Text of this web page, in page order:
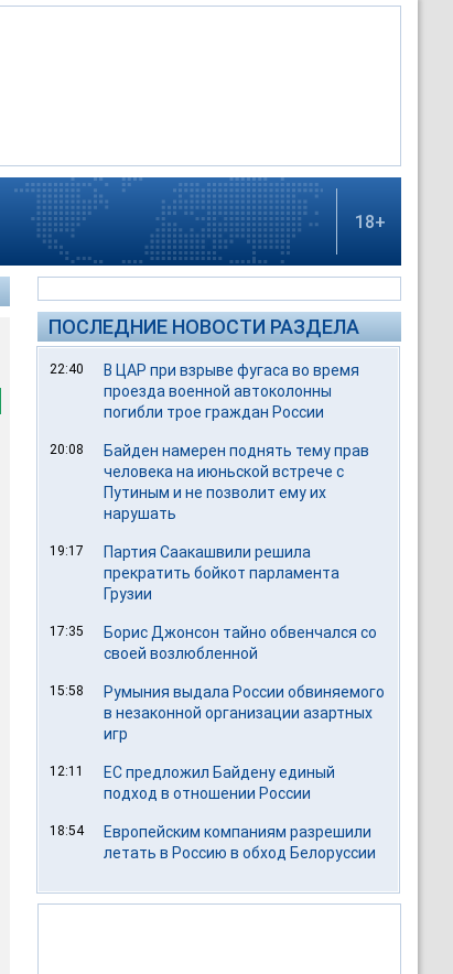
18+
ПОСЛЕДНИЕ НОВОСТИ РАЗДЕЛА
22:40
В ЦАР при взрыве фугаса во время
проезда военной автоколонны
погибли трое граждан России
20:08
Байден намерен поднять тему прав
человека на июньской встрече с
Путиным и не позволит ему их
нарушать
19:17
Партия Саакашвили решила
прекратить бойкот парламента
Грузии
17:35
Борис Джонсон тайно обвенчался со
своей возлюбленной
15:58
Румыния выдала России обвиняемого
в незаконной организации азартных
игр
12:11
ЕС предложил Байдену единый
подход в отношении России
18:54
Европейским компаниям разрешили
летать в Россию в обход Белоруссии